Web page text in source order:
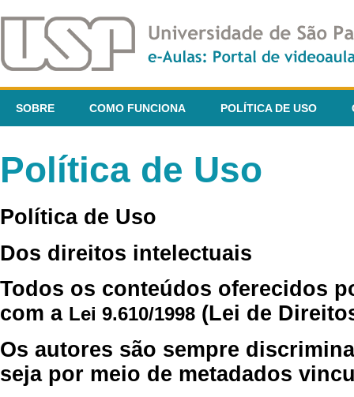
SOBRE COMO FUNCIONA POLÍTICA DE USO
Política de Uso
Política de Uso
Dos direitos intelectuais
Todos os conteúdos oferecidos
com a Lei 9.610/1998 (Lei de
Os autores são sempre
seja por meio de metadados